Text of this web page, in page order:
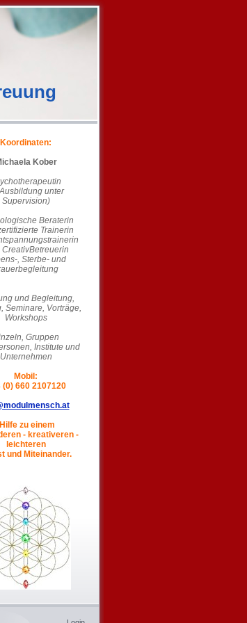
Koordinaten:
Kober
unter
Supervision)
Beraterin
Trainerin
CreativBetreuerin
, Sterbe- und
und Begleitung,
Seminare, Vorträge,
Workshops
Gruppen
Institute und
Unternehmen
Mobil:
(0) 660 2107120
Hilfe zu einem
- kreativeren -
leichteren
und Miteinander.